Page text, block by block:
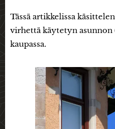
Tässä artikkelissa
virhettä käytetyn asunnon
kaupassa.